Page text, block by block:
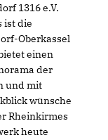
1316 e.V.
ist die
Oberkassel
einen
der
und mit
wünsche
Rheinkirmes
heute